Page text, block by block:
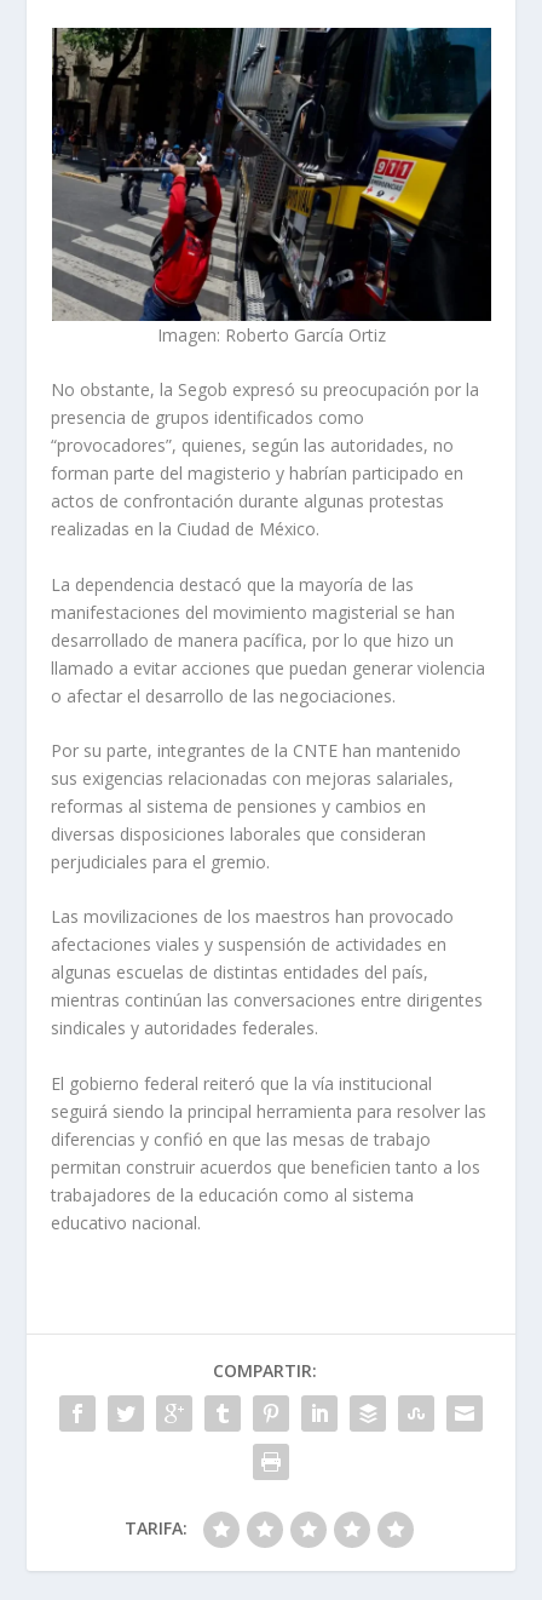
Imagen: Roberto García Ortiz
No obstante, la Segob expresó su preocupación por la
presencia de grupos identificados como
“provocadores”, quienes, según las autoridades, no
forman parte del magisterio y habrían participado en
actos de confrontación durante algunas protestas
realizadas en la Ciudad de México.
La dependencia destacó que la mayoría de las
manifestaciones del movimiento magisterial se han
desarrollado de manera pacífica, por lo que hizo un
llamado a evitar acciones que puedan generar violencia
o afectar el desarrollo de las negociaciones.
Por su parte, integrantes de la CNTE han mantenido
sus exigencias relacionadas con mejoras salariales,
reformas al sistema de pensiones y cambios en
diversas disposiciones laborales que consideran
perjudiciales para el gremio.
Las movilizaciones de los maestros han provocado
afectaciones viales y suspensión de actividades en
algunas escuelas de distintas entidades del país,
mientras continúan las conversaciones entre dirigentes
sindicales y autoridades federales.
El gobierno federal reiteró que la vía institucional
seguirá siendo la principal herramienta para resolver las
diferencias y confió en que las mesas de trabajo
permitan construir acuerdos que beneficien tanto a los
trabajadores de la educación como al sistema
educativo nacional.
COMPARTIR:
TARIFA: